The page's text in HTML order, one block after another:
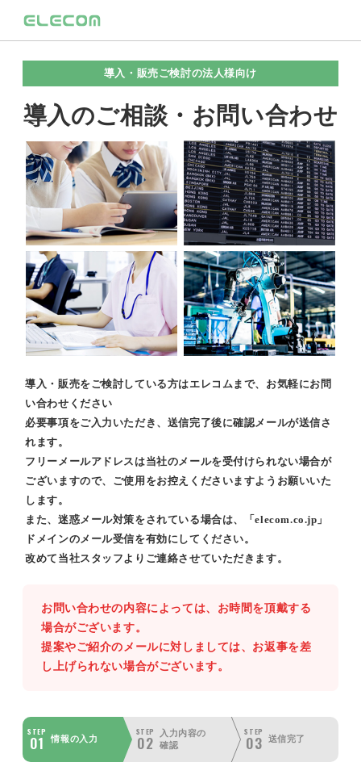
導入・販売ご検討の法人様向け
導入のご相談・お問い合わせ
導入・販売をご検討している方はエレコムまで、お気軽にお問
い合わせください
必要事項をご入力いただき、送信完了後に確認メールが送信さ
れます。
フリーメールアドレスは当社のメールを受付けられない場合が
ございますので、ご使用をお控えくださいますようお願いいた
します。
また、迷惑メール対策をされている場合は、「elecom.co.jp」
ドメインのメール受信を有効にしてください。
改めて当社スタッフよりご連絡させていただきます。
お問い合わせの内容によっては、お時間を頂戴する
場合がございます。
提案やご紹介のメールに対しましては、お返事を差
し上げられない場合がございます。
STEP
01 情報の入力
STEP
02
入力内容の
確認
STEP
03 送信完了